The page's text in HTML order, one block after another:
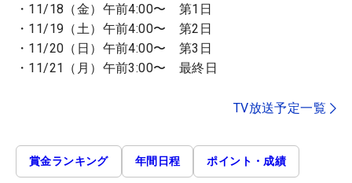
・11/18（金）午前4:00〜 第1日
・11/19（土）午前4:00〜 第2日
・11/20（日）午前4:00〜 第3日
・11/21（月）午前3:00〜 最終日
TV放送予定一覧
賞金ランキング 年間日程 ポイント・成績